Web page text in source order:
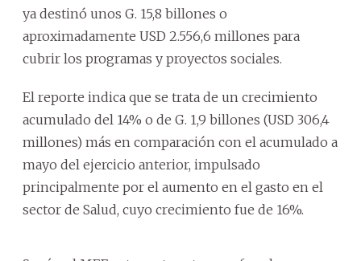
ya destinó unos G. 15,8 billones o
aproximadamente USD 2.556,6 millones para
cubrir los programas y proyectos sociales.
El reporte indica que se trata de un crecimiento
acumulado del 14% o de G. 1,9 billones (USD 306,4
millones) más en comparación con el acumulado a
mayo del ejercicio anterior, impulsado
principalmente por el aumento en el gasto en el
sector de Salud, cuyo crecimiento fue de 16%.